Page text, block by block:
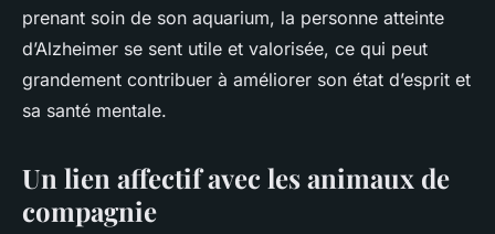
prenant soin de son aquarium, la personne atteinte
d’Alzheimer se sent utile et valorisée, ce qui peut
grandement contribuer à améliorer son état d’esprit et
sa santé mentale.
Un lien affectif avec les animaux de
compagnie